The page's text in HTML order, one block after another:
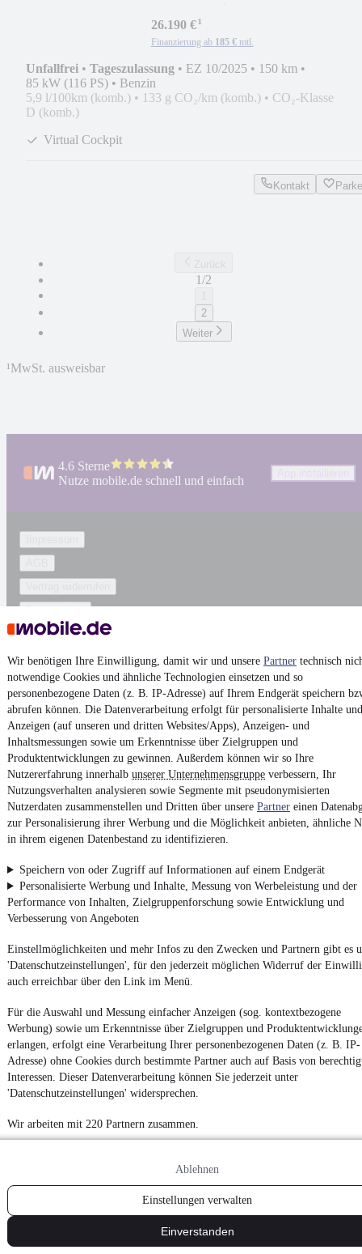
Wir benötigen Ihre Einwilligung, damit wir und unsere Partner technisch
notwendige Cookies und ähnliche Technologien einsetzen und so
personenbezogene Daten (z. B. IP-Adresse) auf Ihrem Endgerät speichern
abrufen können. Die Datenverarbeitung erfolgt für personalisierte Inhalte und
Anzeigen (auf unseren und dritten Websites/Apps), Anzeigen- und
Inhaltsmessungen sowie um Erkenntnisse über Zielgruppen und
Produktentwicklungen zu gewinnen. Außerdem können wir so Ihre
Nutzererfahrung innerhalb unserer Unternehmensgruppe verbessern, Ihr
Nutzungsverhalten analysieren sowie Segmente mit pseudonymisierten
Nutzerdaten zusammenstellen und Dritten über unsere Partner einen
zur Personalisierung ihrer Werbung und die Möglichkeit anbieten, ähnliche
in ihrem eigenen Datenbestand zu identifizieren.
Speichern von oder Zugriff auf Informationen auf einem Endgerät
Personalisierte Werbung und Inhalte, Messung von Werbeleistung und der
Performance von Inhalten, Zielgruppenforschung sowie Entwicklung und
Verbesserung von Angeboten
Einstellmöglichkeiten und mehr Infos zu den Zwecken und Partnern gibt es
'Datenschutzeinstellungen', für den jederzeit möglichen Widerruf der
auch erreichbar über den Link im Menü.
Für die Auswahl und Messung einfacher Anzeigen (sog. kontextbezogene
Werbung) sowie um Erkenntnisse über Zielgruppen und
erlangen, erfolgt eine Verarbeitung Ihrer personenbezogenen Daten (z. B. IP-
Adresse) ohne Cookies durch bestimmte Partner auch auf Basis von
Interessen. Dieser Datenverarbeitung können Sie jederzeit unter
'Datenschutzeinstellungen' widersprechen.
Wir arbeiten mit 220 Partnern zusammen.
Ablehnen
Einstellungen verwalten
Einverstanden
26.190 €¹
Finanzierung ab 185 € mtl.
Unfallfrei • Tageszulassung • EZ 10/2025 • 150 km •
85 kW (116 PS) • Benzin
5,9 l/100km (komb.) • 133 g CO₂/km (komb.) • CO₂-Klasse
D (komb.)
Virtual Cockpit
Kontakt
1/2
2
Weiter
¹MwSt. ausweisbar
4.6 Sterne
Nutze mobile.de schnell und einfach
Datenschutz
Datenschutzeinstellungen
Erklärung zur Barrierefreiheit
Report Security Vulnerability (English)
Powered by
ObNeuwagen,GebrauchtwagenoderLeasing-Angebote : Alle
Fahrzeuge gibt es bei mobile.de